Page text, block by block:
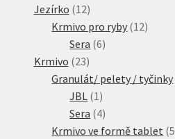
produktů
Jezírko 1212
produktů
Krmivo pro ryby 1212
Sera 66
Krmivo 2323
produktů
Granulát/ pelety / tyčinky
JBL 1 1
produkt
Sera 44
produkty
Krmivo ve formě tablet 5